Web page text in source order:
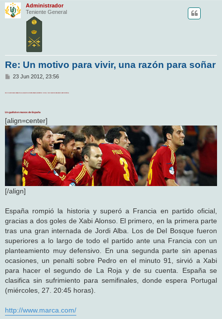
Administrador
Teniente General
Re: Un motivo para vivir, una razón para soñar
M
s
e
23 Jun 2012, 23:56
DOS GOLES DE XABI ACABAN CON LA MALDICIÓN CONTRA FRANCIA EN PARTIDO OFICIAL Y NOS CLASIFICA PARA SEMIS ANTE PORTUGAL
Un guiñol en manos de España
[align=center]
[/align]
España rompió la historia y superó a Francia en partido oficial,
gracias a dos goles de Xabi Alonso. El primero, en la primera parte
tras una gran internada de Jordi Alba. Los de Del Bosque fueron
superiores a lo largo de todo el partido ante una Francia con un
planteamiento muy defensivo. En una segunda parte sin apenas
ocasiones, un penalti sobre Pedro en el minuto 91, sirvió a Xabi
para hacer el segundo de La Roja y de su cuenta. España se
clasifica sin sufrimiento para semifinales, donde espera Portugal
(miércoles, 27. 20:45 horas).
http://www.marca.com/